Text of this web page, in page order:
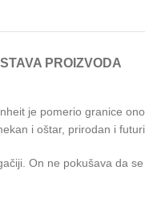
PROIZVODA
je pomerio granice
i oštar, prirodan i
On ne pokušava da